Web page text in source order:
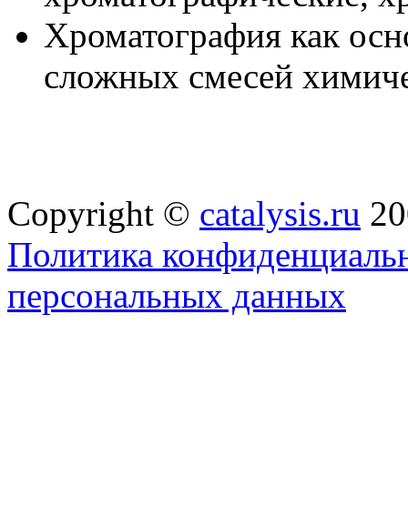
Хроматография как
сложных смесей
Copyright © catalysis.ru
Политика
персональных данных